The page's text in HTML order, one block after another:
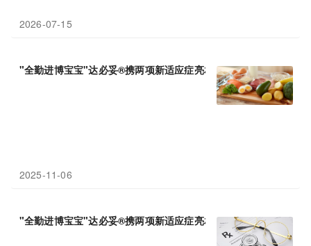
2026-07-15
"全勤进博宝宝"达必妥®携两项新适应症亮相，再拓免疫新版图
2025-11-06
"全勤进博宝宝"达必妥®携两项新适应症亮相，再拓免疫新版图